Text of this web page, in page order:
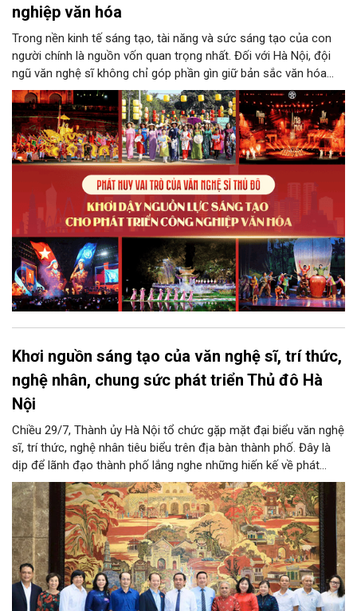
nghiệp văn hóa
Trong nền kinh tế sáng tạo, tài năng và sức sáng tạo của con
người chính là nguồn vốn quan trọng nhất. Đối với Hà Nội, đội
ngũ văn nghệ sĩ không chỉ góp phần gìn giữ bản sắc văn hóa
mà còn giữ vai trò trung tâm trong quá trình hình thành các sản
phẩm công nghiệp văn hóa có giá trị. Khơi dậy, phát huy và tạo
điều kiện để nguồn lực sáng tạo ấy phát triển sẽ là “chìa khóa”
để Hà Nội khai thác hiệu quả tiềm năng văn hóa, nâng cao năng
lực cạnh tranh và khẳng định vị thế của một trung tâm sáng tạo
trong kỷ nguyên mới.
Khơi nguồn sáng tạo của văn nghệ sĩ, trí thức,
nghệ nhân, chung sức phát triển Thủ đô Hà
Nội
Chiều 29/7, Thành ủy Hà Nội tổ chức gặp mặt đại biểu văn nghệ
sĩ, trí thức, nghệ nhân tiêu biểu trên địa bàn thành phố. Đây là
dịp để lãnh đạo thành phố lắng nghe những hiến kế về phát
triển khoa học công nghệ, đổi mới sáng tạo, công nghiệp văn
hóa và phát huy nguồn lực con người, góp phần tạo động lực
mới cho sự phát triển nhanh, bền vững của Thủ đô.